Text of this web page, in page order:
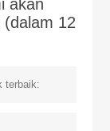
akan
12